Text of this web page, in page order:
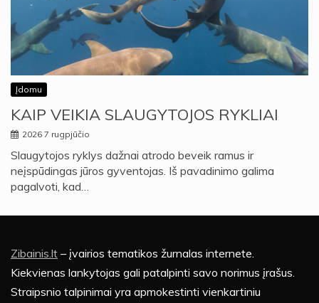
Įdomu
KAIP VEIKIA SLAUGYTOJOS RYKLIAI
2026 7 rugpjūčio
Slaugytojos ryklys dažnai atrodo beveik ramus ir
neįspūdingas jūros gyventojas. Iš pavadinimo galima
pagalvoti, kad…
Zibainis.lt – įvairios tematikos žurnalas internete.
Kiekvienas lankytojas gali patalpinti savo norimus įrašus.
Straipsnio talpinimai yra apmokestinti vienkartiniu